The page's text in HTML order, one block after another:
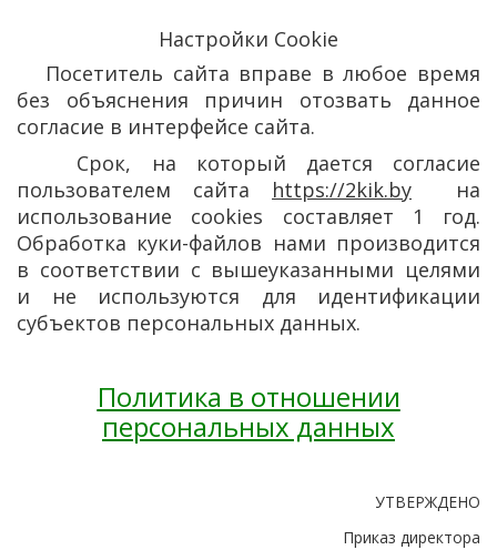
Настройки Cookie
Посетитель сайта вправе в любое время
без объяснения причин отозвать данное
согласие в интерфейсе сайта.
Срок, на который дается согласие
пользователем сайта https://2kik.by на
использование cookies составляет 1 год.
Обработка куки-файлов нами производится
в соответствии с вышеуказанными целями
и не используются для идентификации
субъектов персональных данных.
Политика в отношении
персональных данных
УТВЕРЖДЕНО
Приказ директора